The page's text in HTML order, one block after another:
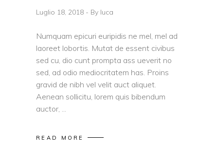
Luglio 18, 2018 By luca
Numquam epicuri euripidis ne mel, mel ad
laoreet lobortis. Mutat de essent civibus
sed cu, dio cunt prompta ass ueverit no
sed, ad odio mediocritatem has. Proins
gravid de nibh vel velit auct aliquet.
Aenean sollicitu, lorem quis bibendum
auctor,
READ MORE